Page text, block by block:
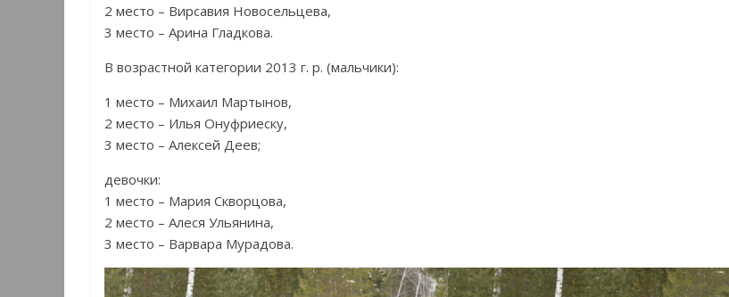
2 место – Вирсавия Новосельцева,
3 место – Арина Гладкова.
В возрастной категории 2013 г. р. (мальчики):
1 место – Михаил Мартынов,
2 место – Илья Онуфриеску,
3 место – Алексей Деев;
девочки:
1 место – Мария Скворцова,
2 место – Алеся Ульянина,
3 место – Варвара Мурадова.